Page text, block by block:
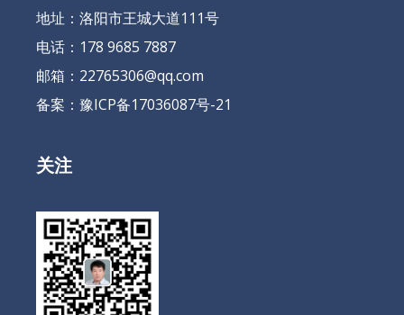
地址：洛阳市王城大道111号
电话：178 9685 7887
邮箱：22765306@qq.com
备案： 豫ICP备17036087号-21
关注